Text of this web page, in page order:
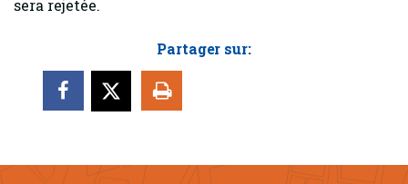
sera rejetée.
Partager sur: